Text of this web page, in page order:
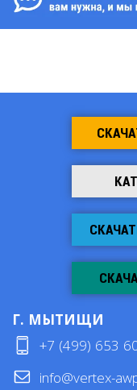
Г. МЫТИЩИ
+7 (499) 653
info@vertex-